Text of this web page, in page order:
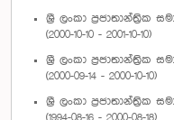
ශ්‍රී ලංකා ප්‍රජාතාන්ත්‍රික
(2000-10-10 - 2001-10-10)
ශ්‍රී ලංකා ප්‍රජාතාන්ත්‍රික
(2000-09-14 - 2000-10-10)
ශ්‍රී ලංකා ප්‍රජාතාන්ත්‍රික